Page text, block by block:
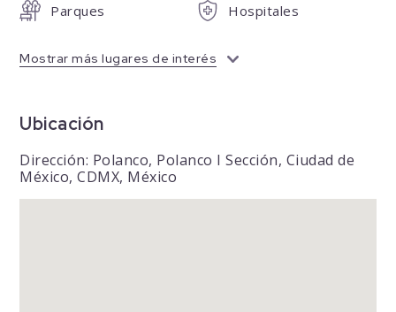
Parques Hospitales
Mostrar más lugares de interés
Ubicación
Dirección: Polanco, Polanco I Sección, Ciudad de
México, CDMX, México